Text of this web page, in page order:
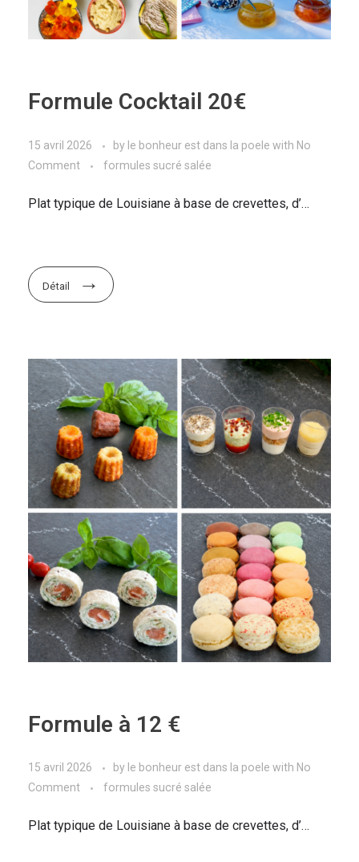
Formule Cocktail 20€
15 avril 2026 by le bonheur est dans la poele with No
Comment
formules sucré salée
Plat typique de Louisiane à base de crevettes, d’…
Détail
Formule à 12 €
15 avril 2026 by le bonheur est dans la poele with No
Comment
formules sucré salée
Plat typique de Louisiane à base de crevettes, d’…